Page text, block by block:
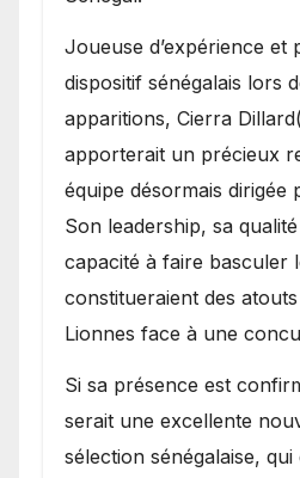
Joueuse d’expérience et
dispositif sénégalais lors
apparitions, Cierra
apporterait un précieux
équipe désormais dirigée
Son leadership, sa
capacité à faire basculer
constitueraient des
Lionnes face à une
Si sa présence est
serait une excellente
sélection sénégalaise,